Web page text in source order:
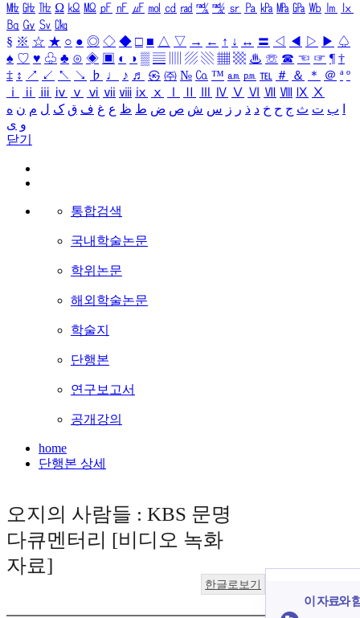
㎒ ㎓ ㎔ Ω ㏀ ㏁ ㎊ ㎋ ㎌ ㏖ ㏅ ㎭ ㎮ ㎯ ㏛ ㎩ ㎪ ㎫ ㎬ ㏝ ㏐
㏓
㏃ ㏉ ㏜ ㏆
§ ※ ☆ ★ ○ ● ◎ ◇ ◆ □ ■ △ ▽ → ← ↑ ↓ ↔ 〓 ◁ ◀ ▷ ▶ ♤
♠ ♡ ♥ ♧ ♣ ⊙ ◈ ▣ ◐ ◑ ▒ ▤ ▨ ▧ ▦ ▩ ♨ ☏ ☎ ☜ ☞ ¶ †
‡ ↕ ↗ ↙ ↖ ↘ ♭ ♩ ♪ ♬ ㉿ ㈜ № ㏇ ™ ㏂ ㏘ ℡ ＃ ＆ ＊ ＠ ª º
ⅰ
ⅱ ⅲ ⅳ ⅴ ⅵ ⅶ ⅷ ⅸ ⅹ Ⅳ Ⅴ Ⅵ Ⅶ Ⅷ Ⅸ Ⅹ
ب ت ث ج ح خ د ذ ر ز س ش ص ض ط ظ ع غ ف ق ک ل م ن ه
و ی
닫기
통합검색
국내학술논문
학위논문
해외학술논문
학술지
단행본
연구보고서
공개강의
home
단행본 상세
오지의 사람들 : KBS 문명
다큐멘터리 [비디오 녹화
자료]
한글로보기
이 자료와